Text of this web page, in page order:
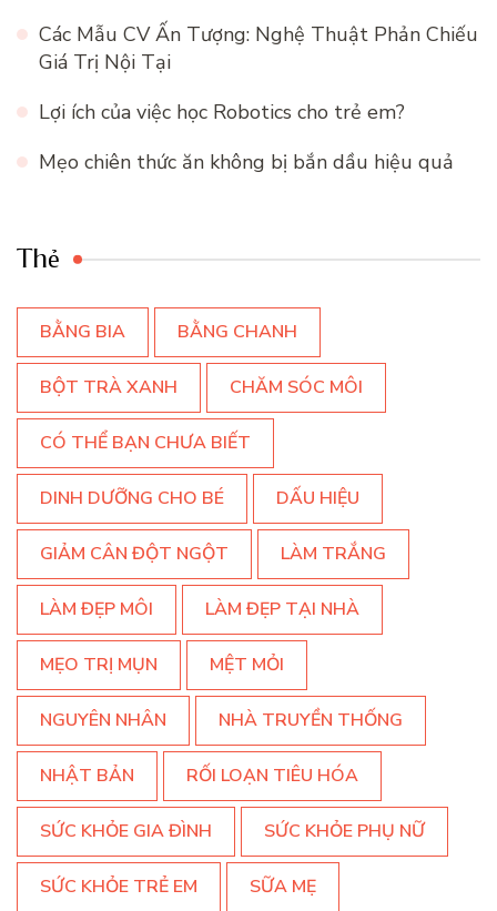
Các Mẫu CV Ấn Tượng: Nghệ Thuật Phản Chiếu
Giá Trị Nội Tại
Lợi ích của việc học Robotics cho trẻ em?
Mẹo chiên thức ăn không bị bắn dầu hiệu quả
Thẻ
BẰNG BIA BẰNG CHANH
BỘT TRÀ XANH CHĂM SÓC MÔI
CÓ THỂ BẠN CHƯA BIẾT
DINH DƯỠNG CHO BÉ DẤU HIỆU
GIẢM CÂN ĐỘT NGỘT LÀM TRẮNG
LÀM ĐẸP MÔI LÀM ĐẸP TẠI NHÀ
MẸO TRỊ MỤN MỆT MỎI
NGUYÊN NHÂN NHÀ TRUYỀN THỐNG
NHẬT BẢN RỐI LOẠN TIÊU HÓA
SỨC KHỎE GIA ĐÌNH SỨC KHỎE PHỤ NỮ
SỨC KHỎE TRẺ EM SỮA MẸ